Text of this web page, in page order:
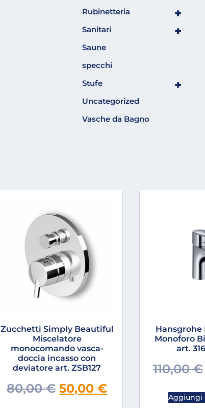
+
Rubinetteria
+
Sanitari
Saune
specchi
+
Stufe
Uncategorized
Vasche da Bagno
Zucchetti Simply Beautiful
Miscelatore
monocomando vasca-
doccia incasso con
deviatore art. ZSB127
80,00€ 50,00€
Hansgrohe
Monoforo
art.
110,00€
Aggiungi